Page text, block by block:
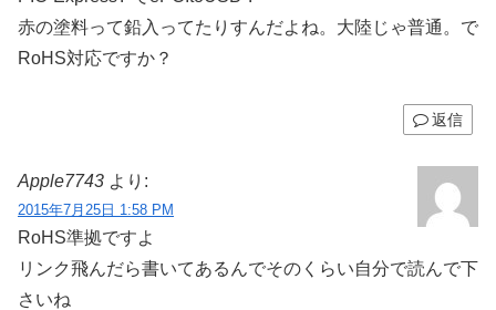
赤の塗料って鉛入ってたりすんだよね。大陸じゃ普通。で
RoHS対応ですか？
返信
Apple7743 より:
2015年7月25日 1:58 PM
RoHS準拠ですよ
リンク飛んだら書いてあるんでそのくらい自分で読んで下
さいね